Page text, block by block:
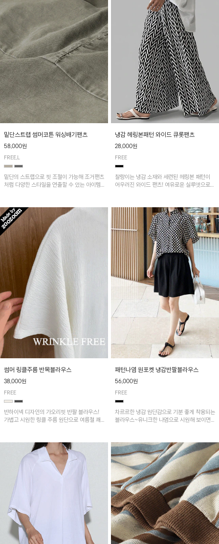
밑단스트랩 썸머코튼 워싱배기팬츠
58,000원
FREE,L
밑단의 스트랩으로 핏 조절이 가능해 조거팬츠
처럼 다양한 스타일을 연출할 수 있는 아이템!
냉감 헤링본패턴 와이드 큐롯팬츠
28,000원
FREE
찰랑이는 냉감 소재와 세련된 헤링본 패턴이
어우러진 와이드 팬츠! 여유로운 실루엣으로
다.
썸머 링클주름 반목블라우스
38,000원
FREE
반하이넥 디자인의 가오리핏 반팔 블라우스!
가볍고 시원한 링클 주름 원단으로 여름철 쾌
패턴나염 원포켓 냉감반팔블라우스
56,000원
FREE
차르르한 냉감 원단감으로 기분 좋게 착용되는
블라우스~유니크한 나염으로 시원해 보이면